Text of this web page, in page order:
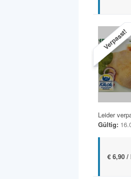
Verpasst!
Leider
Gültig:
€ 6,90 /